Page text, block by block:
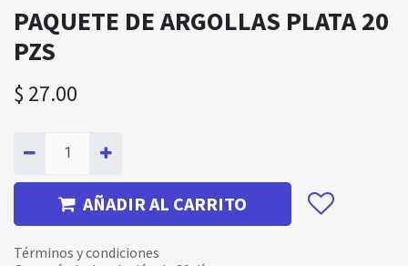
PAQUETE DE ARGOLLAS PLATA 20
PZS
$ 27.00
AÑADIR AL CARRITO
Términos y condiciones